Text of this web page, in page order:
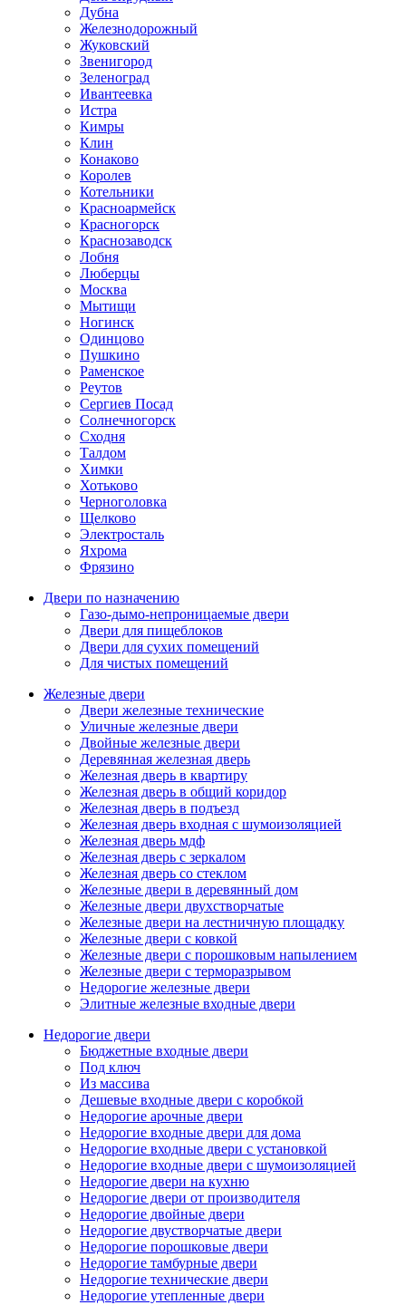
Дубна
Железнодорожный
Жуковский
Звенигород
Зеленоград
Ивантеевка
Истра
Кимры
Клин
Конаково
Королев
Котельники
Красноармейск
Красногорск
Краснозаводск
Лобня
Люберцы
Москва
Мытищи
Ногинск
Одинцово
Пушкино
Раменское
Реутов
Сергиев Посад
Солнечногорск
Сходня
Талдом
Химки
Хотьково
Черноголовка
Щелково
Электросталь
Яхрома
Фрязино
Двери по назначению
Газо-дымо-непроницаемые двери
Двери для пищеблоков
Двери для сухих помещений
Для чистых помещений
Железные двери
Двери железные технические
Уличные железные двери
Двойные железные двери
Деревянная железная дверь
Железная дверь в квартиру
Железная дверь в общий коридор
Железная дверь в подъезд
Железная дверь входная с шумоизоляцией
Железная дверь мдф
Железная дверь с зеркалом
Железная дверь со стеклом
Железные двери в деревянный дом
Железные двери двухстворчатые
Железные двери на лестничную площадку
Железные двери с ковкой
Железные двери с порошковым напылением
Железные двери с терморазрывом
Недорогие железные двери
Элитные железные входные двери
Недорогие двери
Бюджетные входные двери
Под ключ
Из массива
Дешевые входные двери с коробкой
Недорогие арочные двери
Недорогие входные двери для дома
Недорогие входные двери с установкой
Недорогие входные двери с шумоизоляцией
Недорогие двери на кухню
Недорогие двери от производителя
Недорогие двойные двери
Недорогие двустворчатые двери
Недорогие порошковые двери
Недорогие тамбурные двери
Недорогие технические двери
Недорогие утепленные двери